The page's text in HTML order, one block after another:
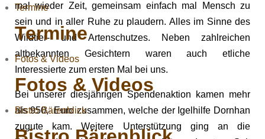
Termine
Termine
Fotos & Videos
Fotos & Videos
Bistro Bärenblick
mal wieder Zeit, gemeinsam einfach mal Mensch zu
sein und in aller Ruhe zu plaudern. Alles im Sinne des
Wildtier- und Artenschutzes. Neben zahlreichen
altbekannten Gesichtern waren auch etliche
Interessierte zum ersten Mal bei uns.
Bei unserer diesjährigen Spendenaktion kamen mehr
als 950,- Euro zusammen, welche der Igelhilfe Dornhan
zugute kam. Weitere Unterstützung ging an die